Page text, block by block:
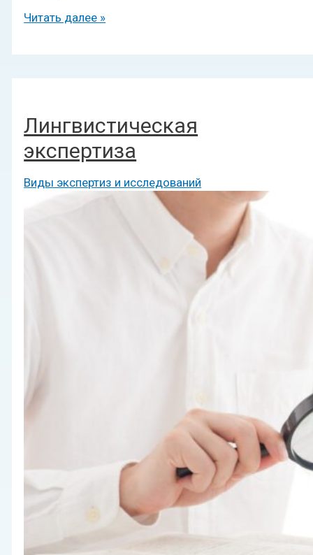
Читать далее »
Лингвистическая
экспертиза
Виды экспертиз и исследований